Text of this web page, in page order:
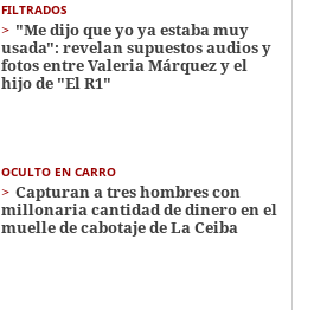
FILTRADOS
"Me dijo que yo ya estaba muy
usada": revelan supuestos audios y
fotos entre Valeria Márquez y el
hijo de "El R1"
OCULTO EN CARRO
Capturan a tres hombres con
millonaria cantidad de dinero en el
muelle de cabotaje de La Ceiba